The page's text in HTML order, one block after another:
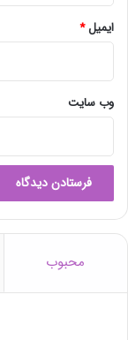
ل
ا
م
ن
ی
د
ایمیل*
وب‌ سایت
محبوب